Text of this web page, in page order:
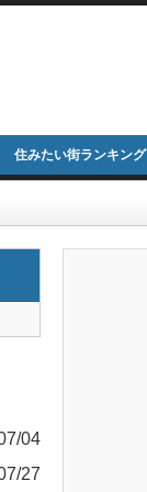
住みたい街ランキング
04
27